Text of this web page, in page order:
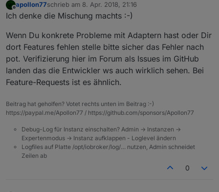
Offline
apollon77schrieb am 8. Apr. 2018, 21:16
zuletzt editiert von
Ich denke die Mischung machts :-)
Wenn Du konkrete Probleme mit Adaptern hast oder Dir
dort Features fehlen stelle bitte sicher das Fehler nach
pot. Verifizierung hier im Forum als Issues im GitHub
landen das die Entwickler ws auch wirklich sehen. Bei
Feature-Requests ist es ähnlich.
Beitrag hat geholfen? Votet rechts unten im Beitrag :-)
https://paypal.me/Apollon77 / https://github.com/sponsors/Apollon77
Debug-Log für Instanz einschalten? Admin -> Instanzen ->
Expertenmodus -> Instanz aufklappen - Loglevel ändern
Logfiles auf Platte /opt/iobroker/log/… nutzen, Admin schneidet
Zeilen ab
0